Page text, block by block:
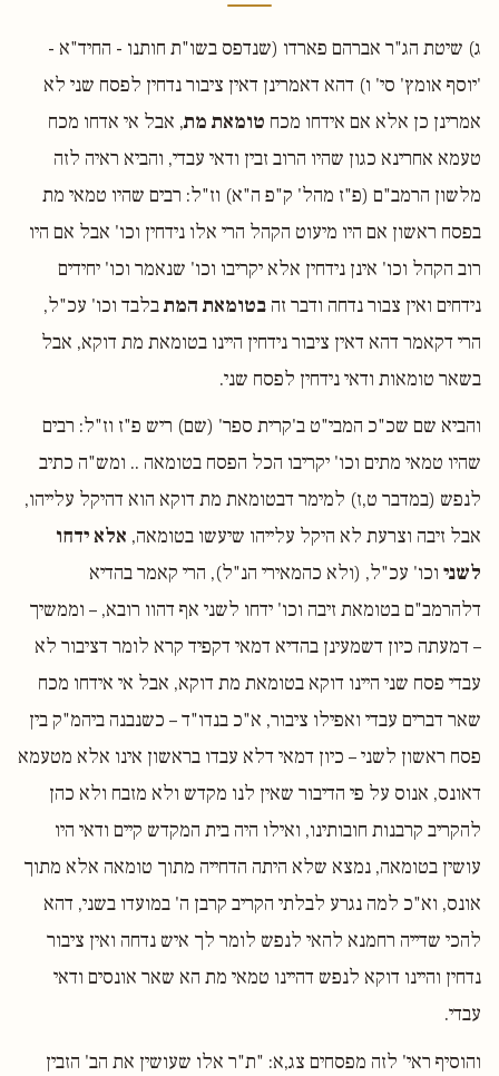
ג) שיטת הג"ר אברהם פארדו (שנדפס בשו"ת חותנו - החיד"א -
'יוסף אומץ' סי' ו) דהא דאמרינן דאין ציבור נדחין לפסח שני לא
אמרינן כן אלא אם אידחו מכח טומאת מת, אבל אי אדחו מכח
טעמא אחרינא כגון שהיו הרוב זבין ודאי עבדי, והביא ראיה לזה
מלשון הרמב"ם (פ"ז מהל' ק"פ ה"א) וז"ל: רבים שהיו טמאי מת
בפסח ראשון אם היו מיעוט הקהל הרי אלו נידחין וכו' אבל אם היו
רוב הקהל וכו' אינן נידחין אלא יקריבו וכו' שנאמר וכו' יחידים
נידחים ואין צבור נדחה ודבר זה בטומאת המתבלבד וכו' עכ"ל,
הרי דקאמר דהא דאין ציבור נידחין היינו בטומאת מת דוקא, אבל
בשאר טומאות ודאי נידחין לפסח שני.
והביא שם שכ"כ המבי"ט ב'קרית ספר' (שם) ריש פ"ז וז"ל: רבים
שהיו טמאי מתים וכו' יקריבו הכל הפסח בטומאה .. ומש"ה כתיב
לנפש (במדבר ט,ז) למימר דבטומאת מת דוקא הוא דהיקל עלייהו,
אבל זיבה וצרעת לא היקל עלייהו שיעשו בטומאה, אלא ידחו
לשני וכו' עכ"ל, (ולא כהמאירי הנ"ל), הרי קאמר בהדיא
דלהרמב"ם בטומאת זיבה וכו' ידחו לשני אף דהוו רובא, – וממשיך
– דמעתה כיון דשמעינן בהדיא דמאי דקפיד קרא לומר דציבור לא
עבדי פסח שני היינו דוקא בטומאת מת דוקא, אבל אי אידחו מכח
שאר דברים עבדי ואפילו ציבור, א"כ בנדו"ד – כשנבנה ביהמ"ק בין
פסח ראשון לשני – כיון דמאי דלא עבדו בראשון אינו אלא מטעמא
דאונס, אנוס על פי הדיבור שאין לנו מקדש ולא מזבח ולא כהן
להקריב קרבנות חובותינו, ואילו היה בית המקדש קיים ודאי היו
עושין בטומאה, נמצא שלא היתה הדחייה מתוך טומאה אלא מתוך
אונס, וא"כ למה נגרע לבלתי הקריב קרבן ה' במועדו בשני, דהא
להכי שדייה רחמנא להאי לנפש לומר לך איש נדחה ואין ציבור
נדחין והיינו דוקא לנפש דהיינו טמאי מת הא שאר אונסים ודאי
עבדי.
והוסיף ראי' לזה מפסחים צג,א: "ת"ר אלו שעושין את הב' הזבין